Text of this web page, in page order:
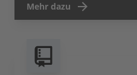
Mehr dazu